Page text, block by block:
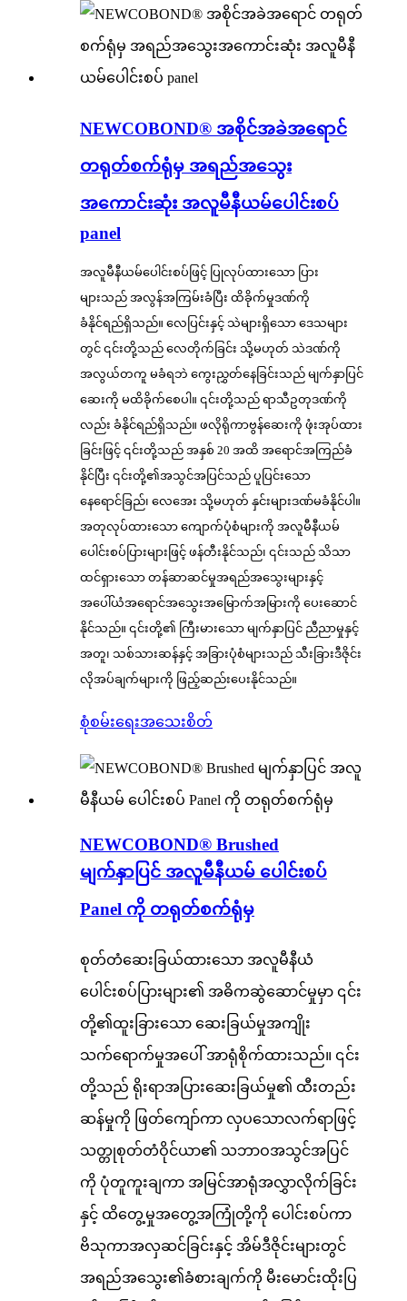
NEWCOBOND® အစိုင်အခဲအရောင်
တရုတ်စက်ရုံမှ အရည်အသွေး
အကောင်းဆုံး အလူမီနီယမ်ပေါင်းစပ်
panel
အလူမီနီယမ်ပေါင်းစပ်ဖြင့် ပြုလုပ်ထားသော ပြား
များသည် အလွန်အကြမ်းခံပြီး ထိခိုက်မှုဒဏ်ကို
ခံနိုင်ရည်ရှိသည်။ လေပြင်းနှင့် သဲများရှိသော ဒေသများ
တွင် ၎င်းတို့သည် လေတိုက်ခြင်း သို့မဟုတ် သဲဒဏ်ကို
အလွယ်တကူ မခံရဘဲ ကွေးညွှတ်နေခြင်းသည် မျက်နှာပြင်
ဆေးကို မထိခိုက်စေပါ။ ၎င်းတို့သည် ရာသီဥတုဒဏ်ကို
လည်း ခံနိုင်ရည်ရှိသည်။ ဖလိုရိုကာဗွန်ဆေးကို ဖုံးအုပ်ထား
ခြင်းဖြင့် ၎င်းတို့သည် အနှစ် 20 အထိ အရောင်အကြည်ခံ
နိုင်ပြီး ၎င်းတို့၏အသွင်အပြင်သည် ပူပြင်းသော
နေရောင်ခြည်၊ လေအေး သို့မဟုတ် နှင်းများဒဏ်မခံနိုင်ပါ။
အတုလုပ်ထားသော ကျောက်ပုံစံများကို အလူမီနီယမ်
ပေါင်းစပ်ပြားများဖြင့် ဖန်တီးနိုင်သည်၊ ၎င်းသည် သိသာ
ထင်ရှားသော တန်ဆာဆင်မှုအရည်အသွေးများနှင့်
အပေါ်ယံအရောင်အသွေးအမြောက်အမြားကို ပေးဆောင်
နိုင်သည်။ ၎င်းတို့၏ ကြီးမားသော မျက်နှာပြင် ညီညာမှုနှင့်
အတူ၊ သစ်သားဆန်နှင့် အခြားပုံစံများသည် သီးခြားဒီဇိုင်း
လိုအပ်ချက်များကို ဖြည့်ဆည်းပေးနိုင်သည်။
စုံစမ်းရေးအသေးစိတ်
NEWCOBOND® Brushed
မျက်နှာပြင် အလူမီနီယမ် ပေါင်းစပ်
Panel ကို တရုတ်စက်ရုံမှ
စုတ်တံဆေးခြယ်ထားသော အလူမီနီယံ
ပေါင်းစပ်ပြားများ၏ အဓိကဆွဲဆောင်မှုမှာ ၎င်း
တို့၏ထူးခြားသော ဆေးခြယ်မှုအကျိုး
သက်ရောက်မှုအပေါ် အာရုံစိုက်ထားသည်။ ၎င်း
တို့သည် ရိုးရာအပြားဆေးခြယ်မှု၏ ထီးတည်း
ဆန်မှုကို ဖြတ်ကျော်ကာ လှပသောလက်ရာဖြင့်
သတ္တုစုတ်တံဝိုင်ယာ၏ သဘာဝအသွင်အပြင်
ကို ပုံတူကူးချကာ အမြင်အာရုံအလွှာလိုက်ခြင်း
နှင့် ထိတွေ့မှုအတွေ့အကြုံတို့ကို ပေါင်းစပ်ကာ
ဗိသုကာအလှဆင်ခြင်းနှင့် အိမ်ဒီဇိုင်းများတွင်
အရည်အသွေး၏ခံစားချက်ကို မီးမောင်းထိုးပြ